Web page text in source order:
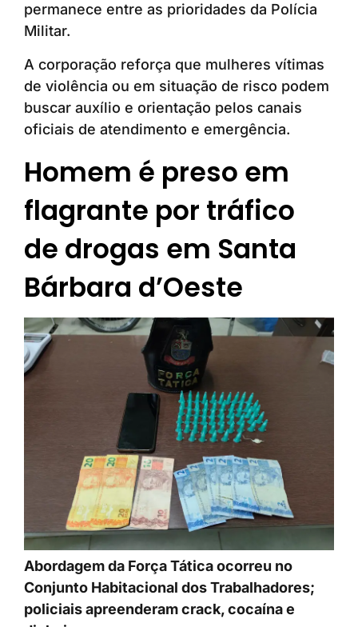
permanece entre as prioridades da Polícia
Militar.
A corporação reforça que mulheres vítimas
de violência ou em situação de risco podem
buscar auxílio e orientação pelos canais
oficiais de atendimento e emergência.
Homem é preso em
flagrante por tráfico
de drogas em Santa
Bárbara d’Oeste
Abordagem da Força Tática ocorreu no
Conjunto Habitacional dos Trabalhadores;
policiais apreenderam crack, cocaína e